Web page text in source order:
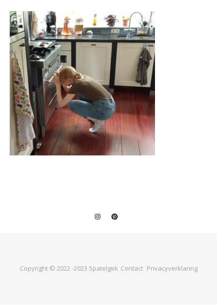
Copyright © 2022 -2023 Spatelgek Contact Privacyverklaring